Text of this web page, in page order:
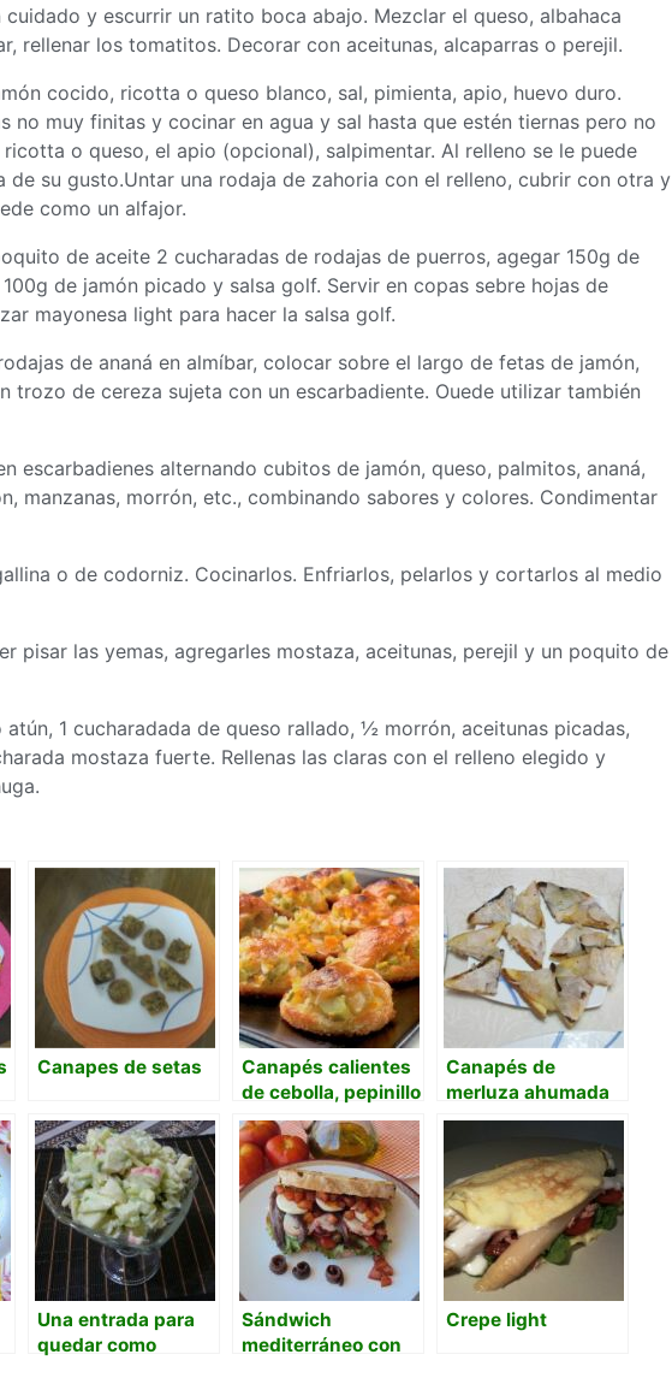
y escurrir un ratito boca abajo. Mezclar el queso, albahaca
rellenar los tomatitos. Decorar con aceitunas, alcaparras o perejil.
cocido, ricotta o queso blanco, sal, pimienta, apio, huevo duro.
no muy finitas y cocinar en agua y sal hasta que estén tiernas pero no
o queso, el apio (opcional), salpimentar. Al relleno se le puede
su gusto.Untar una rodaja de zahoria con el relleno, cubrir con otra y
como un alfajor.
de aceite 2 cucharadas de rodajas de puerros, agegar 150g de
de jamón picado y salsa golf. Servir en copas sebre hojas de
mayonesa light para hacer la salsa golf.
de ananá en almíbar, colocar sobre el largo de fetas de jamón,
trozo de cereza sujeta con un escarbadiente. Ouede utilizar también
escarbadienes alternando cubitos de jamón, queso, palmitos, ananá,
manzanas, morrón, etc., combinando sabores y colores. Condimentar
o de codorniz. Cocinarlos. Enfriarlos, pelarlos y cortarlos al medio
pisar las yemas, agregarles mostaza, aceitunas, perejil y un poquito de
1 cucharadada de queso rallado, ½ morrón, aceitunas picadas,
mostaza fuerte. Rellenas las claras con el relleno elegido y
Canapes de setas
Canapés calientes
de cebolla, pepinillo
y zanahoria
Canapés de
merluza ahumada
Una entrada para
quedar como
Sándwich
mediterráneo con
Crepe light